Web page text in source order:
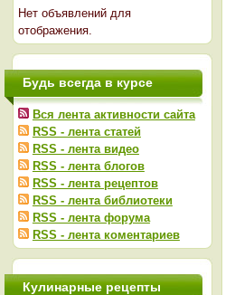
Нет объявлений для
отображения.
Будь всегда в курсе
Вся лента активности сайта
RSS - лента статей
RSS - лента видео
RSS - лента блогов
RSS - лента рецептов
RSS - лента библиотеки
RSS - лента форума
RSS - лента коментариев
Кулинарные рецепты